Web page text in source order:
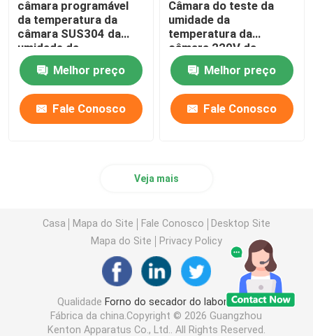
câmara programável
da temperatura da
câmara SUS304 da
umidade da
temperatura 65C
Melhor preço
Fale Conosco
Câmara do teste da
umidade da
temperatura da
câmara 220V da
umidade da
temperatura do OEM
Melhor preço
Fale Conosco
Veja mais
Casa Mapa do Site Fale Conosco
Desktop Site
Mapa do Site
Privacy Policy
Qualidade Forno do secador do laboratório
Fábrica da china.Copyright © 2026 Guangzhou
Kenton Apparatus Co., Ltd.. All Rights Reserved.